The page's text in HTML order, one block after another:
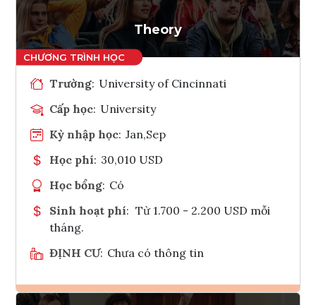
Theory
Trường: University of Cincinnati
Cấp học: University
Kỳ nhập học: Jan,Sep
Học phí: 30,010 USD
Học bổng: Có
Sinh hoạt phí: Từ 1.700 - 2.200 USD mỗi
tháng.
ĐỊNH CƯ: Chưa có thông tin